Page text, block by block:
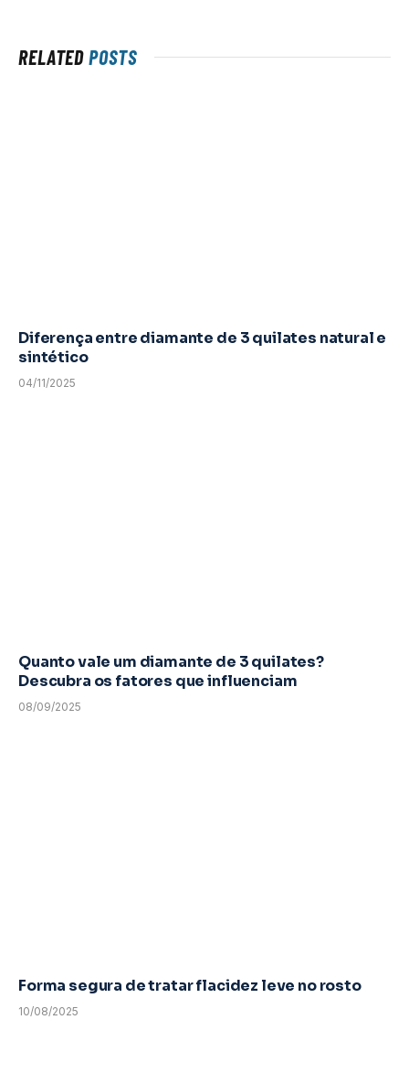
RELATEDPOSTS
Diferença entre diamante de 3 quilates natural e
sintético
04/11/2025
Quanto vale um diamante de 3 quilates?
Descubra os fatores que influenciam
08/09/2025
Forma segura de tratar flacidez leve no rosto
10/08/2025